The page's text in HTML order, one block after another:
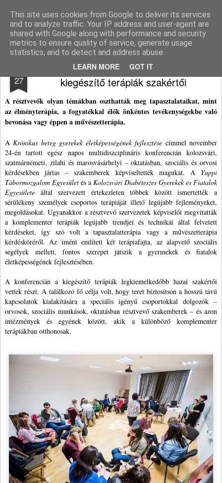
This site uses cookies from Google to deliver its services
and to analyze traffic. Your IP address and user-agent are
shared with Google along with performance and security
metrics to ensure quality of service, generate usage
statistics, and to detect and address abuse.
LEARN MORE GOT IT
Agnus blog
Pages
27
Kolozsváron találkoztak az erdélyi
kiegészítő terápiák szakértői
A résztvevők olyan témákban oszthatták meg tapasztalataikat, mint
az élményterápia, a fogyatékkal élők önkéntes tevékenységekbe való
bevonása vagy éppen a művészetterápia.
AKrónikus beteg gyerekek életképességének fejlesztése címmel november
24-én tartott egész napos multidiszciplináris konferencián kolozsvári,
szatmárnémeti, zilahi és marosvásárhelyi – oktatásban, szociális és orvosi
kérdésekben jártas – szakemberek képviseltették magukat. A Yuppi
Tábormozgalom Egyesület és a Kolozsvári Diabéteszes Gyerekek és Fiatalok
Egyesülete által szervezett értekezleten többek között ismertették a
sérülékeny személyek csoportos terápiáját illető legújabb fejleményeket,
megoldásokat. Ugyanakkor a résztvevő szervezetek képviselői megvitatták
a komplementer terápiák legújabb trendjei és technikái által felvetett
kérdéseket, így szó volt a tapasztalatterápia vagy a művészetterápia
kérdésköréről. Az imént említett két terápiafajta, az alapvető szociális
segélyek mellett, fontos szerepet játszik a gyermekek és fiatalok
életképességének fejlesztésében.
A konferencián a kiegészítő terápiák legkiemelkedőbb hazai szakértői
vettek részt. A találkozó fő célja volt, hogy teret biztosítson a hosszú távú
kapcsolatok kialakítására a speciális igényű csoportokkal dolgozók –
orvosok, szociális munkások, oktatásban résztvevő szakemberek – és azon
intézmények és egyének között, akik a különböző komplementer
terápiákban otthonosak.